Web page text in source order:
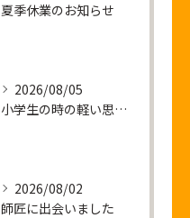
夏季休業のお知らせ
2026/08/05
小学生の時の軽い思い出話し
2026/08/02
師匠に出会いました